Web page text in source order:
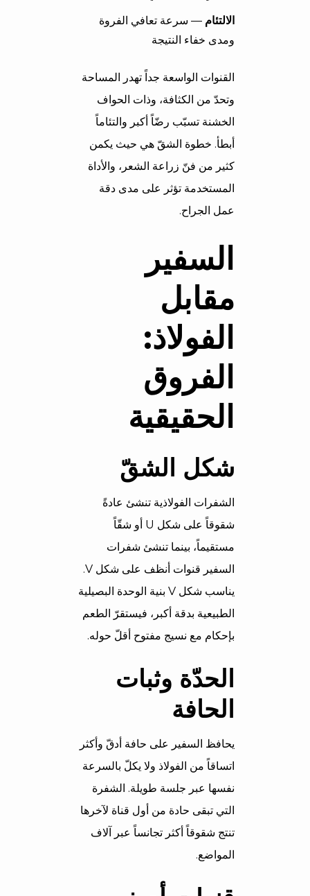
الالتئام — سرعة تعافي الفروة
ومدى خفاء النتيجة
القنوات الواسعة جداً تهدر المساحة
وتحدّ من الكثافة، وذات الحواف
الخشنة تسبّب رضّاً أكبر والتئاماً
أبطأ. خطوة الشقّ هي حيث يكمن
كثير من فنّ زراعة الشعر، والأداة
المستخدمة تؤثر على مدى دقة
عمل الجراح.
السفير
مقابل
الفولاذ:
الفروق
الحقيقية
شكل الشقّ
الشفرات الفولاذية تنشئ عادةً
شقوقاً على شكل U أو شقّاً
مستقيماً، بينما تنشئ شفرات
السفير قنوات أنظف على شكل V.
يناسب شكل V بنية الوحدة البصيلية
الطبيعية بدقة أكبر، فيستقرّ الطعم
بإحكام مع نسيج مفتوح أقلّ حوله.
الحدّة وثبات
الحافة
يحافظ السفير على حافة أدقّ وأكثر
اتساقاً من الفولاذ ولا يكلّ بالسرعة
نفسها عبر جلسة طويلة. الشفرة
التي تبقى حادة من أول قناة لآخرها
تنتج شقوقاً أكثر تجانساً عبر آلاف
المواضع.